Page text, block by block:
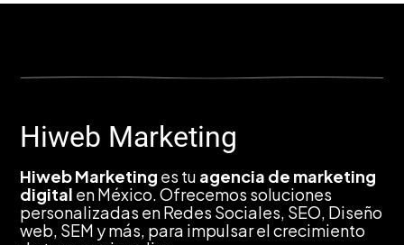
Hiweb Marketing
Hiweb Marketing es tu agencia de marketing
digital en México. Ofrecemos soluciones
personalizadas en Redes Sociales, SEO, Diseño
web, SEM y más, para impulsar el crecimiento